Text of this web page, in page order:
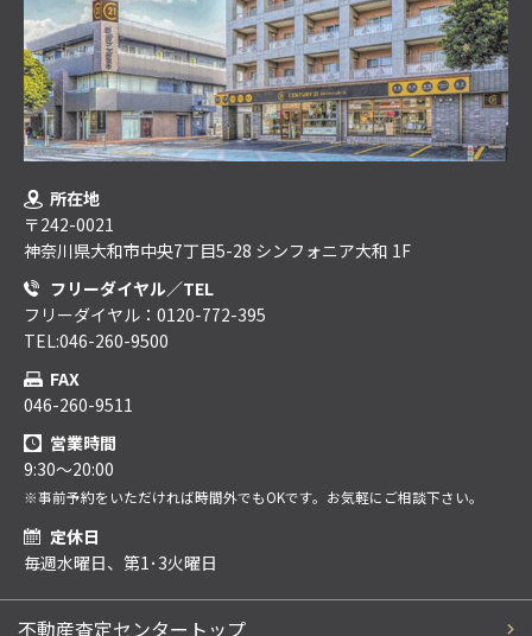
所在地
〒242-0021
神奈川県大和市中央7丁目5-28 シンフォニア大和 1F
フリーダイヤル／TEL
フリーダイヤル：0120-772-395
TEL:046-260-9500
FAX
046-260-9511
営業時間
9:30～20:00
※事前予約をいただければ時間外でもOKです。お気軽にご相談下さい。
定休日
毎週水曜日、第1･3火曜日
不動産査定センタートップ